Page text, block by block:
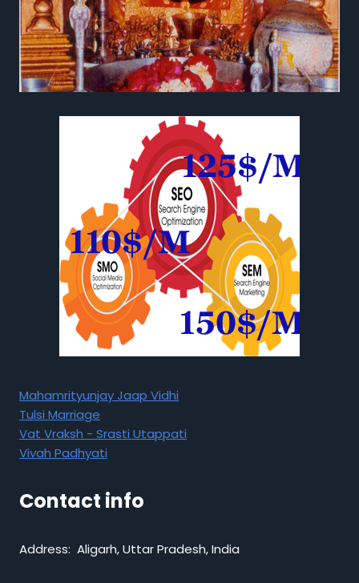
Mahamrityunjay Jaap Vidhi
Tulsi Marriage
Vat Vraksh - Srasti Utappati
Vivah Padhyati
Contact info
Address: Aligarh, Uttar Pradesh, India